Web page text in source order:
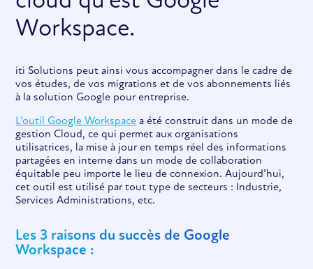
Workspace.
iti Solutions peut ainsi vous accompagner dans le cadre de
vos études, de vos migrations et de vos abonnements liés
à la solution Google pour entreprise.
L’outil Google Workspace a été construit dans un mode de
gestion Cloud, ce qui permet aux organisations
utilisatrices, la mise à jour en temps réel des informations
partagées en interne dans un mode de collaboration
équitable peu importe le lieu de connexion. Aujourd’hui,
cet outil est utilisé par tout type de secteurs : Industrie,
Services Administrations, etc.
Les 3 raisons du succès de Google
Workspace :